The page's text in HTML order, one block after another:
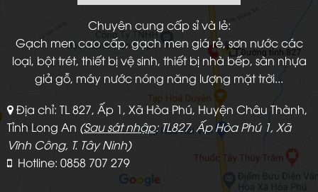
Chuyên cung cấp sỉ và lẻ:
Gạch men cao cấp, gạch men giá rẻ, sơn nước các
loại, bột trét, thiết bị vệ sinh, thiết bị nhà bếp, sàn nhựa
giả gỗ, máy nước nóng năng lượng mặt trời...
Địa chỉ: TL 827, Ấp 1, Xã Hòa Phú, Huyện Châu Thành,
Tỉnh Long An (Sau sát nhập: TL827, Ấp Hòa Phú 1, Xã
Vĩnh Công, T. Tây Ninh)
Hotline: 0858 707 279